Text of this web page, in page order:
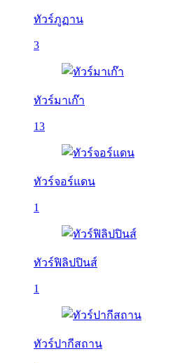
ทัวร์ภูฏาน
3
ทัวร์มาเก๊า
13
ทัวร์จอร์แดน
1
ทัวร์ฟิลิปปินส์
1
ทัวร์ปากีสถาน